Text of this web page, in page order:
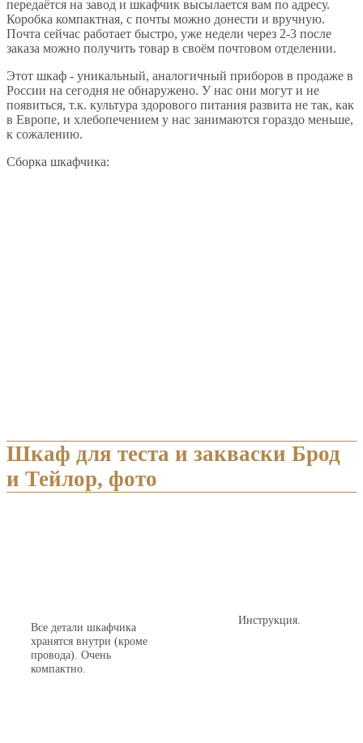
передаётся на завод и шкафчик высылается вам по адресу.
Коробка компактная, с почты можно донести и вручную.
Почта сейчас работает быстро, уже недели через 2-3 после
заказа можно получить товар в своём почтовом отделении.
Этот шкаф - уникальный, аналогичный приборов в продаже в
России на сегодня не обнаружено. У нас они могут и не
появиться, т.к. культура здорового питания развита не так, как
в Европе, и хлебопечением у нас занимаются гораздо меньше,
к сожалению.
Сборка шкафчика:
Шкаф для теста и закваски Брод
и Тейлор, фото
Все детали шкафчика
хранятся внутри (кроме
провода). Очень
компактно.
Инструкция.